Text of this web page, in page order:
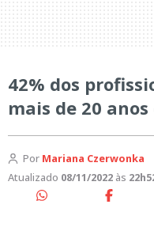
42% dos
mais de 20
Por Mariana Czerwonka
Atualizado 08/11/2022 às